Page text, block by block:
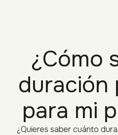
¿Cómo
duración
para mi
¿Quieres saber cuánto